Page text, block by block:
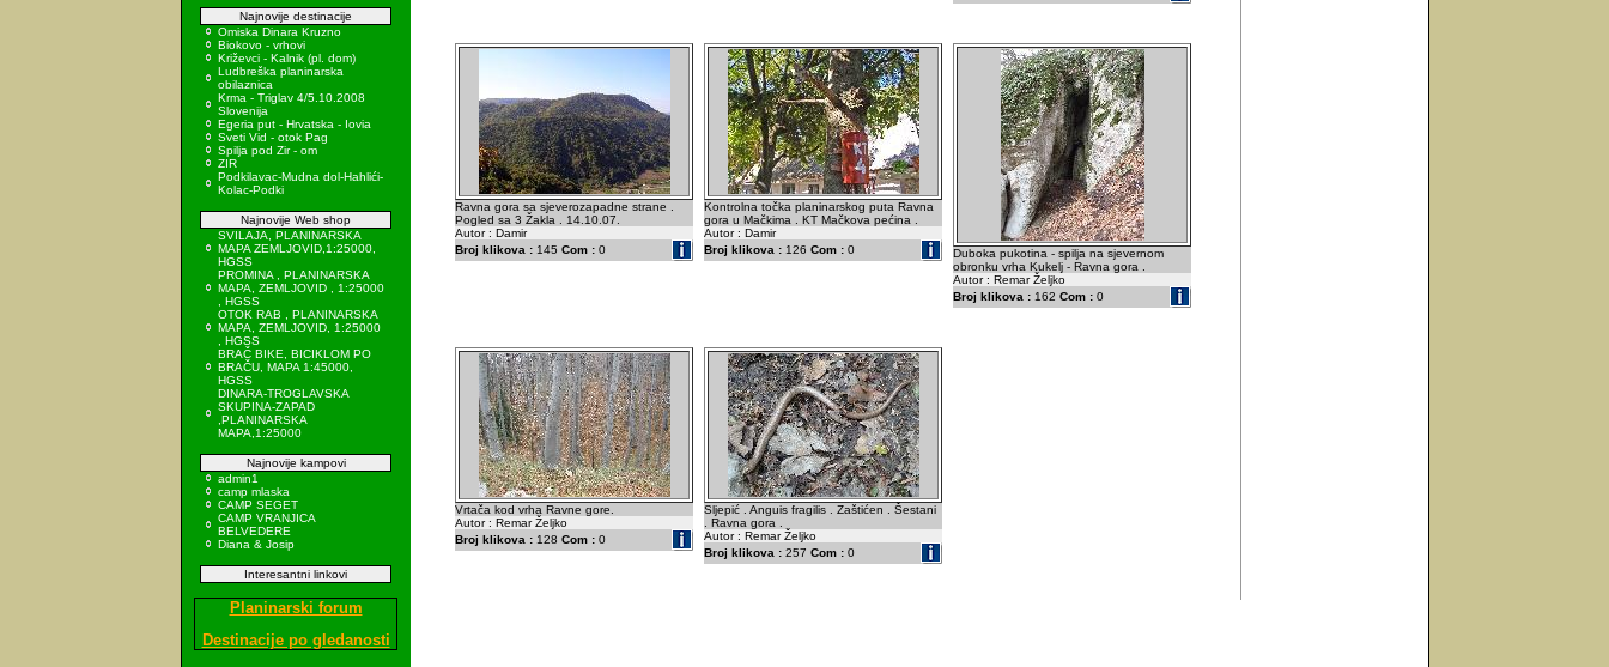
Najnovije destinacije
Omiska Dinara Kruzno
Biokovo - vrhovi
Križevci - Kalnik (pl. dom)
Ludbreška planinarska
obilaznica
Krma - Triglav 4/5.10.2008
Slovenija
Egeria put - Hrvatska - Iovia
Sveti Vid - otok Pag
Spilja pod Zir - om
ZIR
Podkilavac-Mudna dol-Hahlići-
Kolac-Podki
Najnovije Web shop
SVILAJA, PLANINARSKA
MAPA ZEMLJOVID,1:25000,
HGSS
PROMINA , PLANINARSKA
MAPA, ZEMLJOVID , 1:25000
, HGSS
OTOK RAB , PLANINARSKA
MAPA, ZEMLJOVID, 1:25000
, HGSS
BRAČ BIKE, BICIKLOM PO
BRAČU, MAPA 1:45000,
HGSS
DINARA-TROGLAVSKA
SKUPINA-ZAPAD
,PLANINARSKA
MAPA,1:25000
Najnovije kampovi
admin1
camp mlaska
CAMP SEGET
CAMP VRANJICA
BELVEDERE
Diana & Josip
Interesantni linkovi
Planinarski forum
Destinacije po gledanosti
Ravna gora sa sjeverozapadne strane .
Pogled sa 3 Žakla . 14.10.07.
Autor : Damir
Broj klikova : 145 Com : 0
Kontrolna točka planinarskog puta Ravna
gora u Mačkima . KT Mačkova pećina .
Autor : Damir
Broj klikova : 126 Com : 0
Duboka pukotina - spilja na sjevernom
obronku vrha Kukelj - Ravna gora .
Autor : Remar Željko
Broj klikova : 162 Com : 0
Vrtača kod vrha Ravne gore.
Autor : Remar Željko
Broj klikova : 128 Com : 0
Sljepić . Anguis fragilis . Zaštićen . Šestani
. Ravna gora .
Autor : Remar Željko
Broj klikova : 257 Com : 0